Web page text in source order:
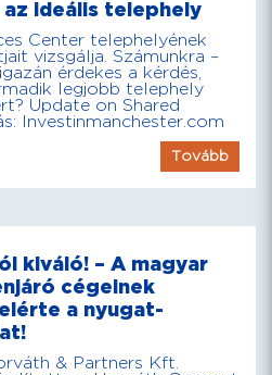
az ideális telephely
Center telephelyének
vizsgálja. Számunkra –
érdekes a kérdés,
legjobb telephely
Update on Shared
Investinmanchester.com
Tovább
kiváló! – A magyar
cégeinek
a nyugat-
& Partners Kft.